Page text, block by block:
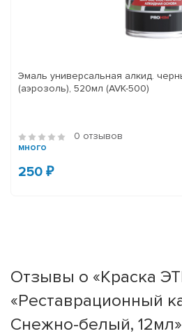
Эмаль универсальная алкид.
(аэрозоль), 520мл (AVK-500)
0 отзывов
много
250 ₽
Отзывы о «Краска
«Реставрационный
Снежно-белый, 12мл»